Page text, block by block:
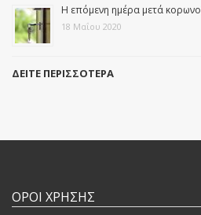
Η επόμενη ημέρα μετά
18 Μαΐου 2020
ΔΕΙΤΕ ΠΕΡΙΣΣΟΤΕΡΑ
ΟΡΟΙ ΧΡΗΣΗΣ